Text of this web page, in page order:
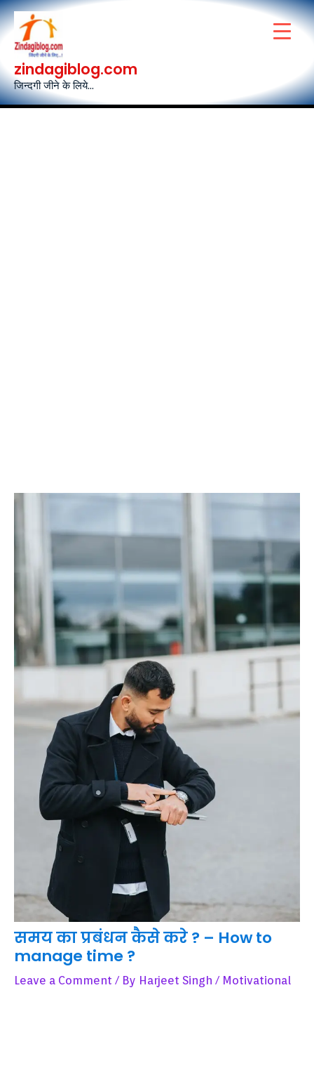
Skip
to
content
zindagiblog.com
जिन्दगी जीने के लिये...
समय का प्रबंधन कैसे करे ? – How to
manage time ?
Leave a Comment / By Harjeet Singh / Motivational